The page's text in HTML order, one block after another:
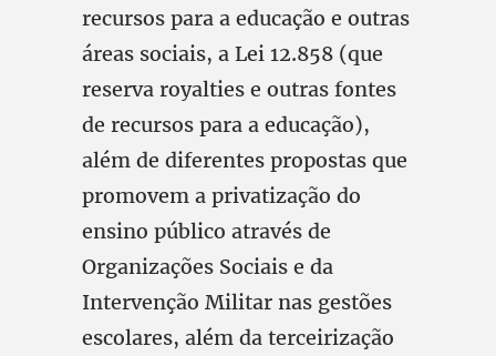
recursos para a educação e outras
áreas sociais, a Lei 12.858 (que
reserva royalties e outras fontes
de recursos para a educação),
além de diferentes propostas que
promovem a privatização do
ensino público através de
Organizações Sociais e da
Intervenção Militar nas gestões
escolares, além da terceirização